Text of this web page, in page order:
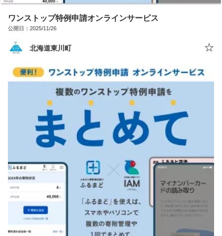
ワンストップ特例申請オンラインサービス
公開日：2025/11/26
北海道東川町